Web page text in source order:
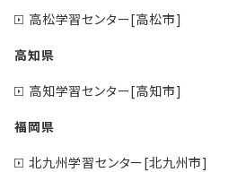
高松学習センター[高松市]
高知県
高知学習センター[高知市]
福岡県
北九州学習センター[北九州市]